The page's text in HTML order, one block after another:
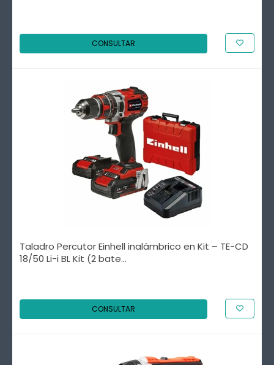
CONSULTAR
Taladro Percutor Einhell inalámbrico en Kit – TE-CD
18/50 Li-i BL Kit (2 bate...
CONSULTAR